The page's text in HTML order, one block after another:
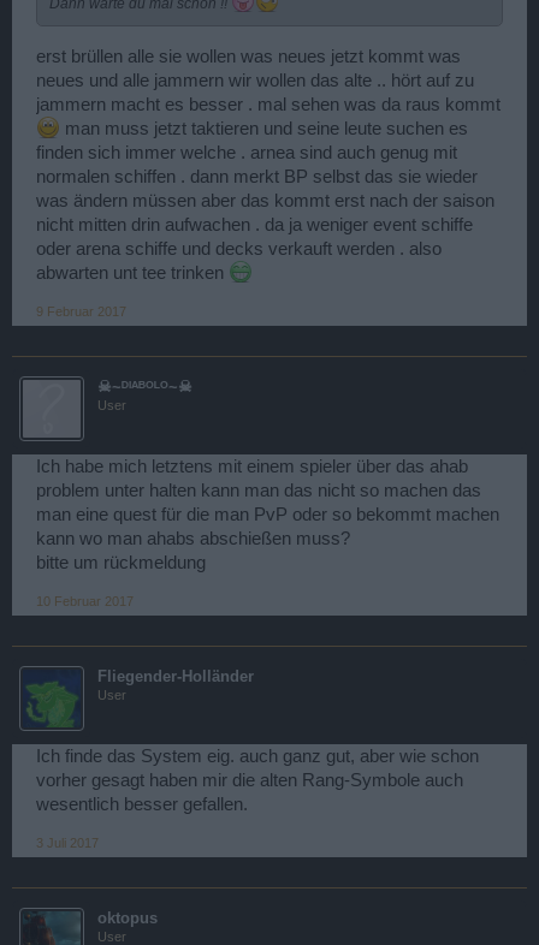
Dann warte du mal schön !!
erst brüllen alle sie wollen was neues jetzt kommt was
neues und alle jammern wir wollen das alte .. hört auf zu
jammern macht es besser . mal sehen was da raus kommt
man muss jetzt taktieren und seine leute suchen es
finden sich immer welche . arnea sind auch genug mit
normalen schiffen . dann merkt BP selbst das sie wieder
was ändern müssen aber das kommt erst nach der saison
nicht mitten drin aufwachen . da ja weniger event schiffe
oder arena schiffe und decks verkauft werden . also
abwarten unt tee trinken
9 Februar 2017
☠~ᴰᴵᴬᴮᴼᴸᴼ~☠
User
Ich habe mich letztens mit einem spieler über das ahab
problem unter halten kann man das nicht so machen das
man eine quest für die man PvP oder so bekommt machen
kann wo man ahabs abschießen muss?
bitte um rückmeldung
10 Februar 2017
Fliegender-Holländer
User
Ich finde das System eig. auch ganz gut, aber wie schon
vorher gesagt haben mir die alten Rang-Symbole auch
wesentlich besser gefallen.
3 Juli 2017
oktopus
User